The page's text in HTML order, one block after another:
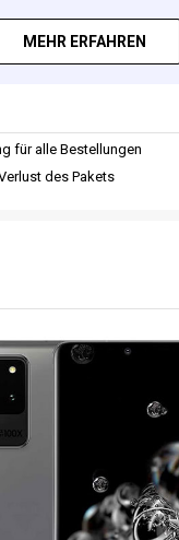
MEHR ERFAHREN
für alle Bestellungen
des Pakets